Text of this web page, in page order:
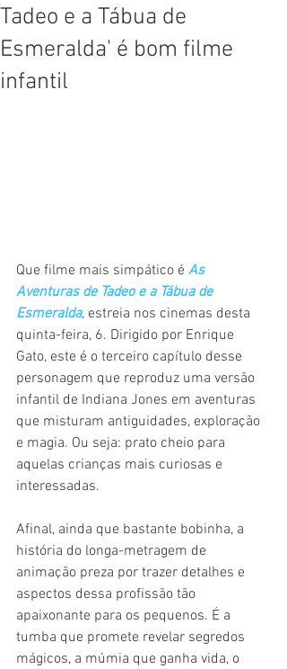
Tadeo e a Tábua de
Esmeralda' é bom filme
infantil
Que filme mais simpático é As
Aventuras de Tadeo e a Tábua de
Esmeralda, estreia nos cinemas desta
quinta-feira, 6. Dirigido por Enrique
Gato, este é o terceiro capítulo desse
personagem que reproduz uma versão
infantil de Indiana Jones em aventuras
que misturam antiguidades, exploração
e magia. Ou seja: prato cheio para
aquelas crianças mais curiosas e
interessadas.
Afinal, ainda que bastante bobinha, a
história do longa-metragem de
animação preza por trazer detalhes e
aspectos dessa profissão tão
apaixonante para os pequenos. É a
tumba que promete revelar segredos
mágicos, a múmia que ganha vida, o